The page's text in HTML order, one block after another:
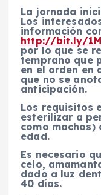
La jornada
Los
información
http://bit.ly/
por lo que se
temprano que
en el orden en
que no se
anticipación.
Los requisitos
esterilizar a
como machos)
edad.
Es necesario
celo,
dado a luz
40 días.